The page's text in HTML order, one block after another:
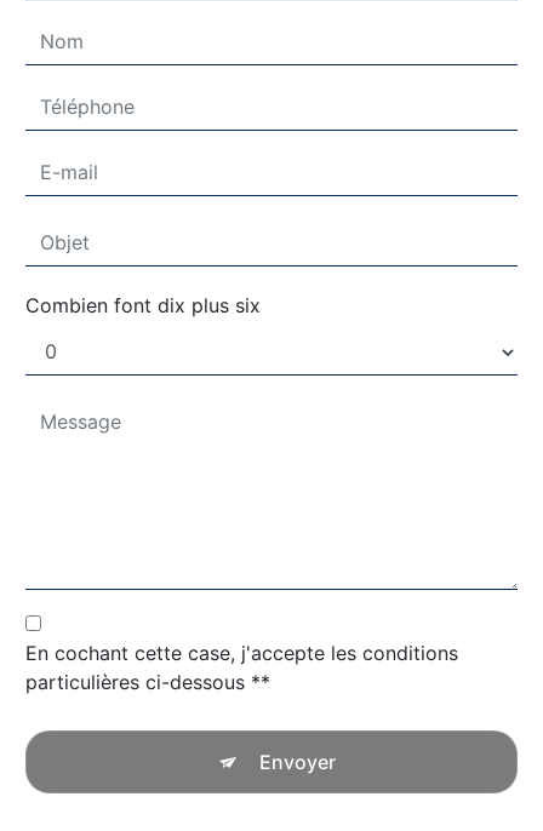
Combien font dix plus six
En cochant cette case, j'accepte les conditions
particulières ci-dessous **
Envoyer